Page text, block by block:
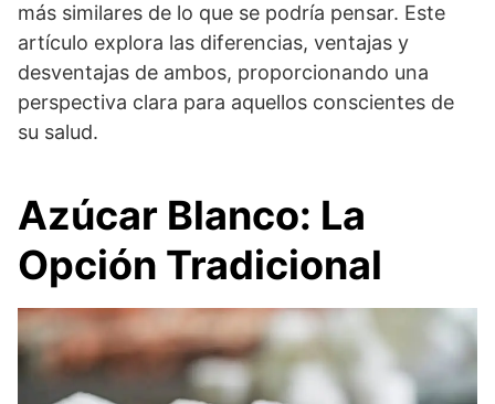
más similares de lo que se podría pensar. Este
artículo explora las diferencias, ventajas y
desventajas de ambos, proporcionando una
perspectiva clara para aquellos conscientes de
su salud.
Azúcar Blanco: La
Opción Tradicional